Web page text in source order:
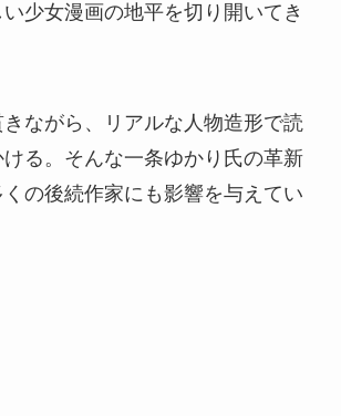
少女漫画の地平を切り開いてき
ながら、リアルな人物造形で読
る。そんな一条ゆかり氏の革新
の後続作家にも影響を与えてい